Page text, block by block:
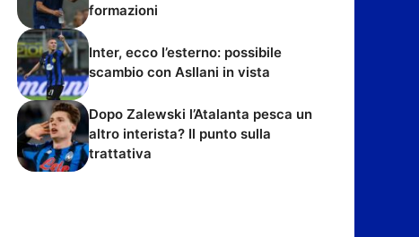
formazioni
Inter, ecco l’esterno: possibile
scambio con Asllani in vista
Dopo Zalewski l’Atalanta pesca un
altro interista? Il punto sulla
trattativa